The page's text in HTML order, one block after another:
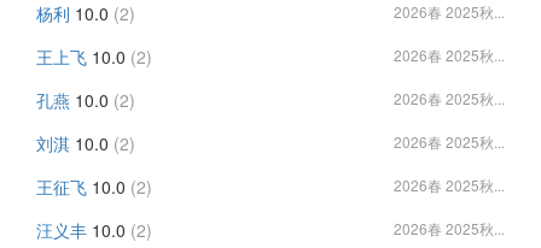
杨利 10.0 (2) 2026春 2025秋...
王上飞 10.0 (2) 2026春 2025秋...
孔燕 10.0 (2) 2026春 2025秋...
刘淇 10.0 (2) 2026春 2025秋...
王征飞 10.0 (2) 2026春 2025秋...
汪义丰 10.0 (2) 2026春 2025秋...